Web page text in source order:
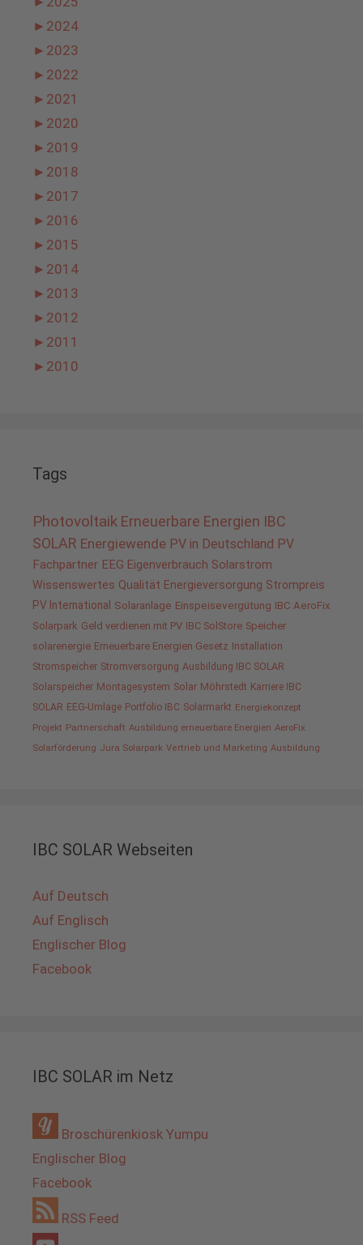
► 2024
► 2023
► 2022
► 2021
► 2020
► 2019
► 2018
► 2017
► 2016
► 2015
► 2014
► 2013
► 2012
► 2011
► 2010
Tags
Photovoltaik Erneuerbare Energien IBC
SOLAR Energiewende PV in Deutschland PV
Fachpartner EEG Eigenverbrauch Solarstrom
Wissenswertes Qualität Energieversorgung Strompreis
PV International Solaranlage Einspeisevergütung IBC AeroFix
Solarpark Geld verdienen mit PV IBC SolStore Speicher
solarenergie Erneuerbare Energien Gesetz Installation
Stromspeicher Stromversorgung Ausbildung IBC SOLAR
Solarspeicher Montagesystem Solar Möhrstedt Karriere IBC
SOLAR EEG-Umlage Portfolio IBC Solarmarkt Energiekonzept
Projekt Partnerschaft Ausbildung erneuerbare Energien AeroFix
Solarförderung Jura Solarpark Vertrieb und Marketing Ausbildung
IBC SOLAR Webseiten
Auf Deutsch
Auf Englisch
Englischer Blog
Facebook
IBC SOLAR im Netz
Broschürenkiosk Yumpu
Englischer Blog
Facebook
RSS Feed